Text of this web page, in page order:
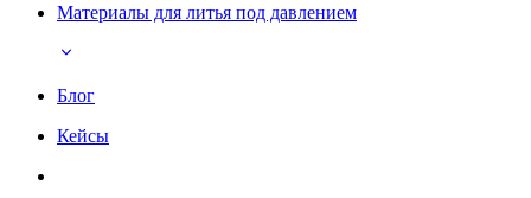
Материалы для литья под давлением
Блог
Кейсы